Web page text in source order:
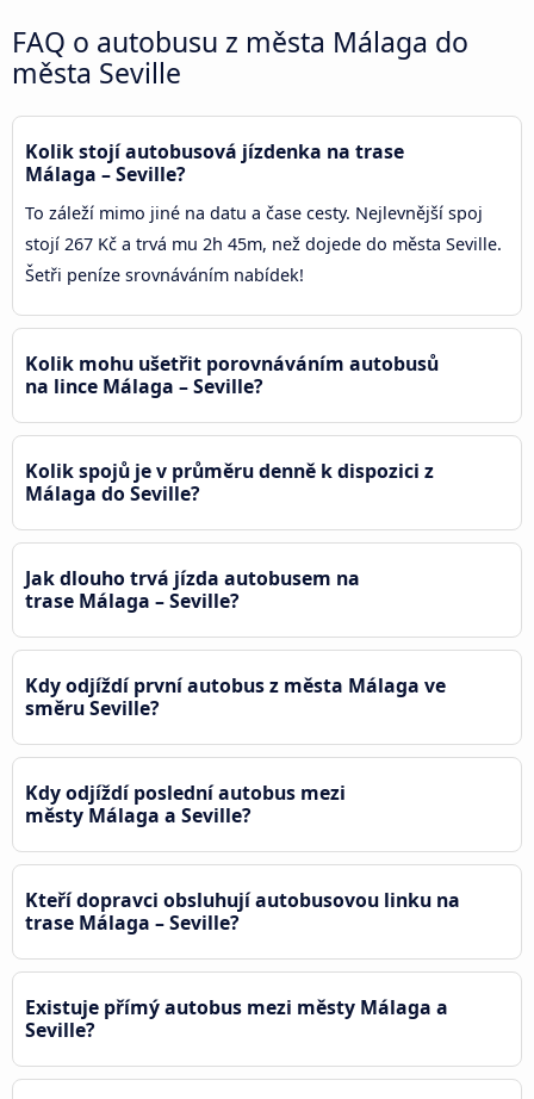
FAQ o autobusu z města Málaga do
města Seville
Kolik stojí autobusová jízdenka na trase
Málaga – Seville?
To záleží mimo jiné na datu a čase cesty. Nejlevnější spoj
stojí 267 Kč a trvá mu 2h 45m, než dojede do města Seville.
Šetři peníze srovnáváním nabídek!
Kolik mohu ušetřit porovnáváním autobusů
na lince Málaga – Seville?
Kolik spojů je v průměru denně k dispozici z
Málaga do Seville?
Jak dlouho trvá jízda autobusem na
trase Málaga – Seville?
Kdy odjíždí první autobus z města Málaga ve
směru Seville?
Kdy odjíždí poslední autobus mezi
městy Málaga a Seville?
Kteří dopravci obsluhují autobusovou linku na
trase Málaga – Seville?
Existuje přímý autobus mezi městy Málaga a
Seville?